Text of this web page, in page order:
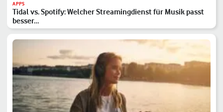
APPS
Tidal vs. Spotify: Welcher Streamingdienst für Musik passt
besser…